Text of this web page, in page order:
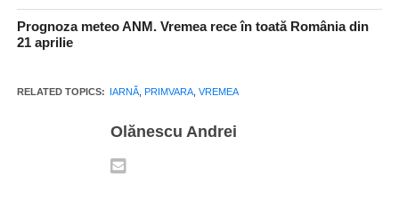
Prognoza meteo ANM. Vremea rece în toată România din
21 aprilie
RELATED TOPICS: IARNĂ, PRIMVARA, VREMEA
Olănescu Andrei